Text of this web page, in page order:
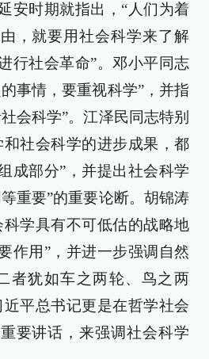
安时期就指出，“人们为着
，就要用社会科学来了解
行社会革命”。邓小平同志
事情，要重视科学”，并指
会科学”。江泽民同志特别
社会科学的进步成果，都
成部分”，并提出社会科学
重要”的重要论断。胡锦涛
科学具有不可低估的战略地
作用”，并进一步强调自然
者犹如车之两轮、鸟之两
平总书记更是在哲学社会
要讲话，来强调社会科学